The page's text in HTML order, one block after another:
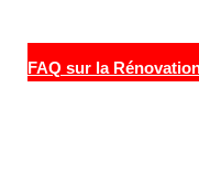
FAQ sur la